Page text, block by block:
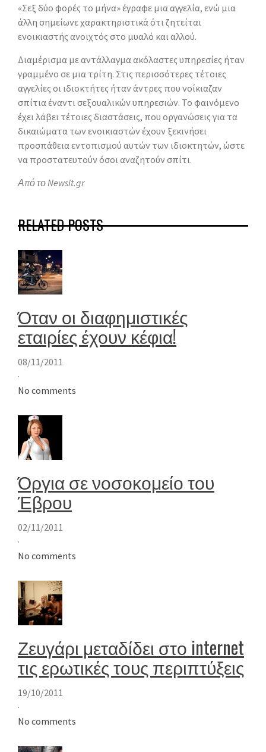
«Σεξ δύο φορές το μήνα» έγραφε μια αγγελία, ενώ μια
άλλη σημείωνε χαρακτηριστικά ότι ζητείται
ενοικιαστής ανοιχτός στο μυαλό και αλλού.
Διαμέρισμα με αντάλλαγμα ακόλαστες υπηρεσίες ήταν
γραμμένο σε μια τρίτη. Στις περισσότερες τέτοιες
αγγελίες οι ιδιοκτήτες ήταν άντρες που νοίκιαζαν
σπίτια έναντι σεξουαλικών υπηρεσιών. Το φαινόμενο
έχει λάβει τέτοιες διαστάσεις, που οργανώσεις για τα
δικαιώματα των ενοικιαστών έχουν ξεκινήσει
προσπάθεια εντοπισμού αυτών των ιδιοκτητών, ώστε
να προστατευτούν όσοι αναζητούν σπίτι.
Από το Newsit.gr
RELATED POSTS
Όταν οι διαφημιστικές
εταιρίες έχουν κέφια!
08/11/2011
·
No comments
Όργια σε νοσοκομείο του
Έβρου
02/11/2011
·
No comments
Ζευγάρι μεταδίδει στο internet
τις ερωτικές τους περιπτύξεις
19/10/2011
·
No comments